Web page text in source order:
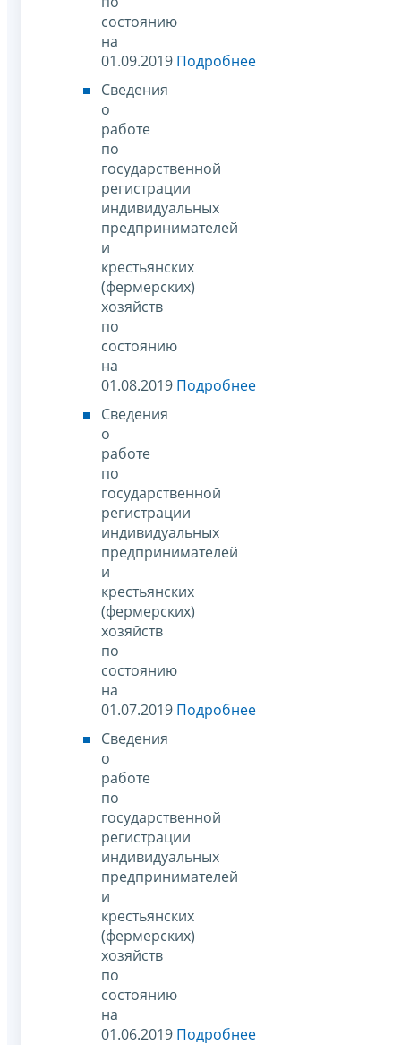
состоянию
на
01.09.2019 Подробнее
Сведения
о
работе
по
государственной
регистрации
индивидуальных
предпринимателей
и
крестьянских
(фермерских)
хозяйств
по
состоянию
на
01.08.2019 Подробнее
Сведения
о
работе
по
государственной
регистрации
индивидуальных
предпринимателей
и
крестьянских
(фермерских)
хозяйств
по
состоянию
на
01.07.2019 Подробнее
Сведения
о
работе
по
государственной
регистрации
индивидуальных
предпринимателей
и
крестьянских
(фермерских)
хозяйств
по
состоянию
на
01.06.2019 Подробнее